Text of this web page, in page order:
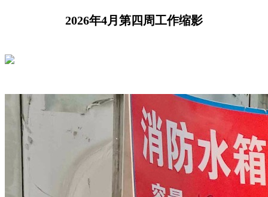
2026年4月第四周工作缩影